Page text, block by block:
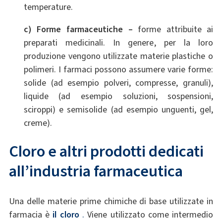
temperature.
c) Forme farmaceutiche – forme attribuite ai
preparati medicinali. In genere, per la loro
produzione vengono utilizzate materie plastiche o
polimeri. I farmaci possono assumere varie forme:
solide (ad esempio polveri, compresse, granuli),
liquide (ad esempio soluzioni, sospensioni,
sciroppi) e semisolide (ad esempio unguenti, gel,
creme).
Cloro e altri prodotti dedicati
all’industria farmaceutica
Una delle materie prime chimiche di base utilizzate in
farmacia è il cloro. Viene utilizzato come intermedio